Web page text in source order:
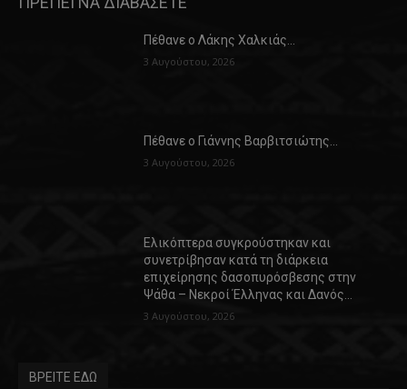
Πέθανε ο Λάκης Χαλκιάς…
3 Αυγούστου, 2026
Πέθανε ο Γιάννης Βαρβιτσιώτης…
3 Αυγούστου, 2026
Ελικόπτερα συγκρούστηκαν και
συνετρίβησαν κατά τη διάρκεια
επιχείρησης δασοπυρόσβεσης στην
Ψάθα – Νεκροί Έλληνας και Δανός…
3 Αυγούστου, 2026
ΒΡΕΙΤΕ ΕΔΩ